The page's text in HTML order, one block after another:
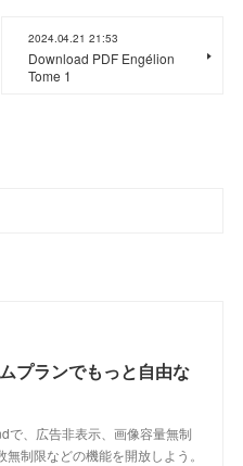
2024.04.21 21:53
Download PDF Engélion
Tome 1
プランでもっと自由な
で、広告非表示、画像容量無制
無制限などの機能を開放しよう。